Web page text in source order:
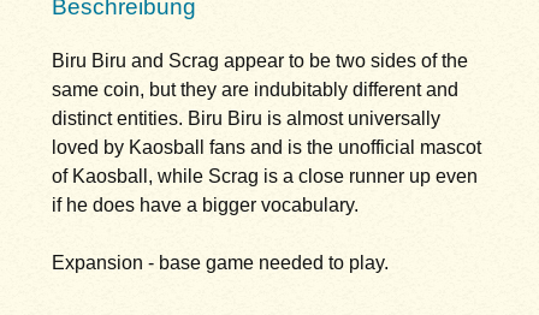
Beschreibung
Biru Biru and Scrag appear to be two sides of the
same coin, but they are indubitably different and
distinct entities. Biru Biru is almost universally
loved by Kaosball fans and is the unofficial mascot
of Kaosball, while Scrag is a close runner up even
if he does have a bigger vocabulary.
Expansion - base game needed to play.